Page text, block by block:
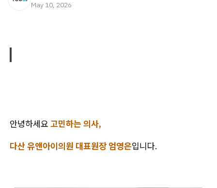
May 10, 2026
안녕하세요 고민하는 의사,
다산 유앤아이의원 대표원장 엄영은입니다.